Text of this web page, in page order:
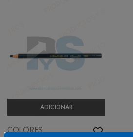
ADICIONAR
COLORES